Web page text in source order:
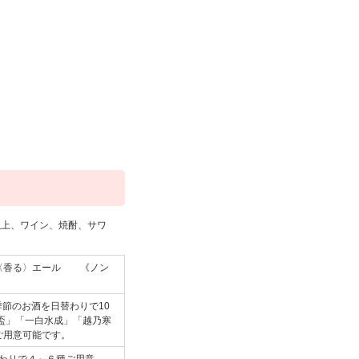
、ワイン、焼酎、サワ
〈香る〉エール 《ノン
のお酒を日替わりで10
」「一白水成」「越乃寒
意可能です。